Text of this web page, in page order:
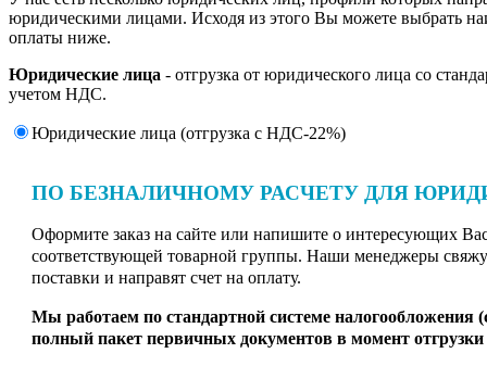
юридическими лицами. Исходя из этого Вы можете выбрать
оплаты ниже.
Юридические лица - отгрузка от юридического лица со
учетом НДС.
Юридические лица (отгрузка c НДС-22%)
ПО БЕЗНАЛИЧНОМУ РАСЧЕТУ ДЛЯ
Оформите заказ на сайте или напишите о интересующих
соответствующей товарной группы. Наши менеджеры
поставки и направят счет на оплату.
Мы работаем по стандартной системе
полный пакет первичных документов в момент отгрузки